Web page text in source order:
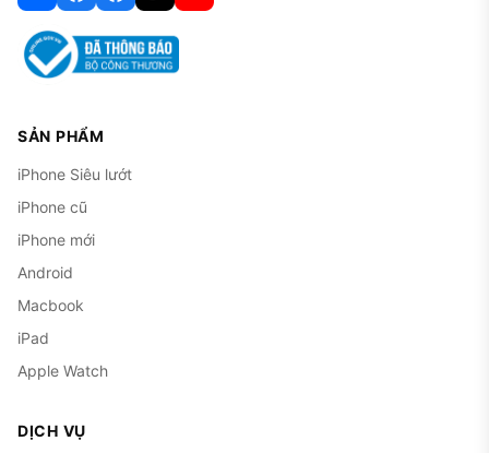
SẢN PHẨM
iPhone Siêu lướt
iPhone cũ
iPhone mới
Android
Macbook
iPad
Apple Watch
DỊCH VỤ